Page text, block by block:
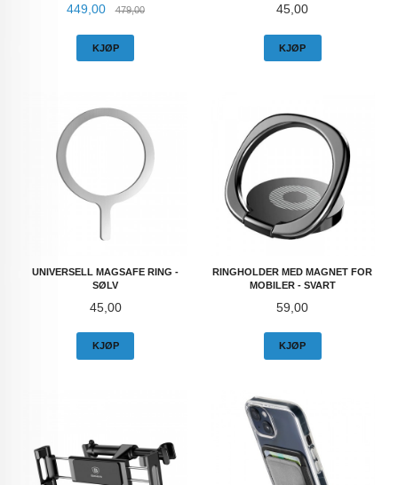
Tilbud
449,00 479,00Rabatt
KJØP
Pris
45,00
KJØP
UNIVERSELL MAGSAFE RING -
SØLV
Pris
45,00
KJØP
RINGHOLDER MED MAGNET FOR
MOBILER - SVART
Pris
59,00
KJØP